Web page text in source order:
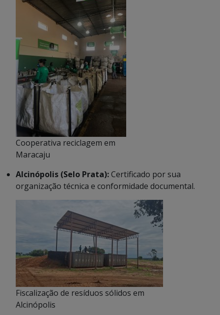
Cooperativa reciclagem em
Maracaju
Alcinópolis (Selo Prata):Certificado por sua
organização técnica e conformidade documental.
Fiscalização de resíduos sólidos em
Alcinópolis